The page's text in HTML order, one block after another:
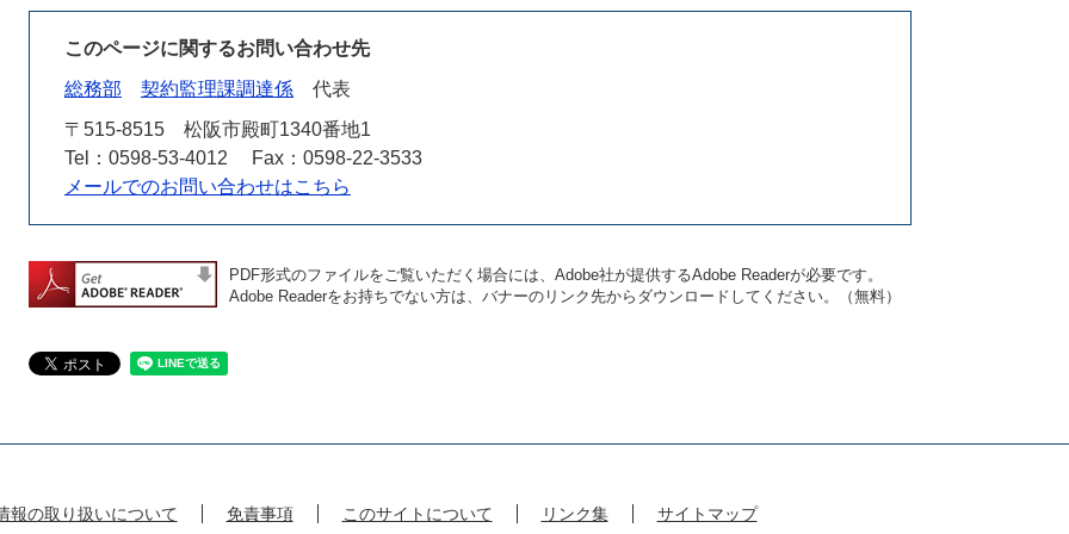
このページに関するお問い合わせ先
総務部
契約監理課調達係
代表
〒515-8515
松阪市殿町1340番地1
Tel：0598-53-4012
Fax：0598-22-3533
メールでのお問い合わせはこちら
PDF形式のファイルをご覧いただく場合には、Adobe社が提供するAdobe Readerが必要です。
Adobe Readerをお持ちでない方は、バナーのリンク先からダウンロードしてください。（無料）
報の取り扱いについて 免責事項 このサイトについて リンク集 サイトマップ